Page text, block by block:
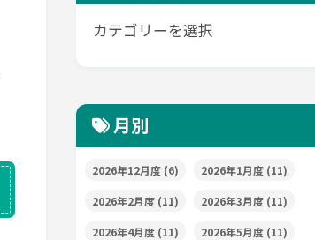
月別
2026年12月度 (6) 2026年1月度 (11)
2026年2月度 (11) 2026年3月度 (11)
2026年4月度 (11) 2026年5月度 (11)